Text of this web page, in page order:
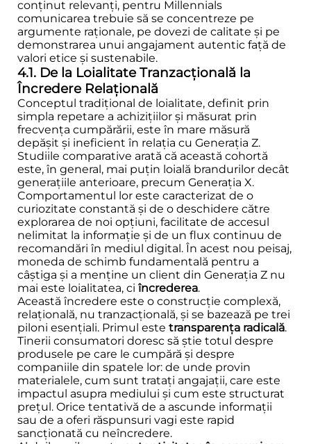
conținut relevanți, pentru Millennials
comunicarea trebuie să se concentreze pe
argumente raționale, pe dovezi de calitate și pe
demonstrarea unui angajament autentic față de
valori etice și sustenabile.
4.1. De la Loialitate Tranzacțională la
Încredere Relațională
Conceptul tradițional de loialitate, definit prin
simpla repetare a achizițiilor și măsurat prin
frecvența cumpărării, este în mare măsură
depășit și ineficient în relația cu Generația Z.
Studiile comparative arată că această cohortă
este, în general, mai puțin loială brandurilor decât
generațiile anterioare, precum Generația X.
Comportamentul lor este caracterizat de o
curiozitate constantă și de o deschidere către
explorarea de noi opțiuni, facilitate de accesul
nelimitat la informație și de un flux continuu de
recomandări în mediul digital. În acest nou peisaj,
moneda de schimb fundamentală pentru a
câștiga și a menține un client din Generația Z nu
mai este loialitatea, ciîncrederea.
Această încredere este o construcție complexă,
relațională, nu tranzacțională, și se bazează pe trei
piloni esențiali. Primul este transparența radicală.
Tinerii consumatori doresc să știe totul despre
produsele pe care le cumpără și despre
companiile din spatele lor: de unde provin
materialele, cum sunt tratați angajații, care este
impactul asupra mediului și cum este structurat
prețul. Orice tentativă de a ascunde informații
sau de a oferi răspunsuri vagi este rapid
sancționată cu neîncredere.